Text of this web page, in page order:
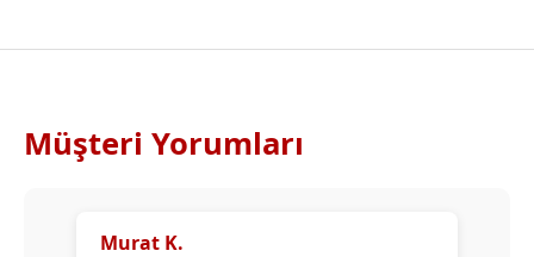
Müşteri Yorumları
Murat K.